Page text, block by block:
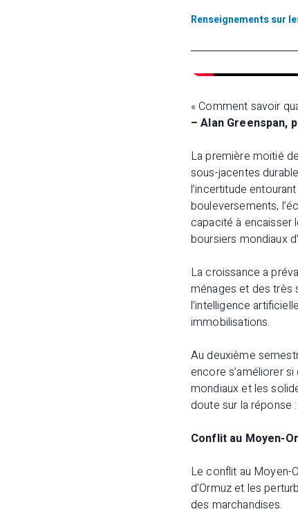
Renseignements sur
« Comment savoir
– Alan Greenspan,
La première moitié
sous-jacentes
l’incertitude
bouleversements,
capacité à encaisser
boursiers mondiaux
La croissance a
ménages et des très
l’intelligence
immobilisations.
Au deuxième
encore s’améliorer
mondiaux et les
doute sur la réponse
Conflit au Moyen-
Le conflit au Moyen-
d’Ormuz et les
des marchandises.